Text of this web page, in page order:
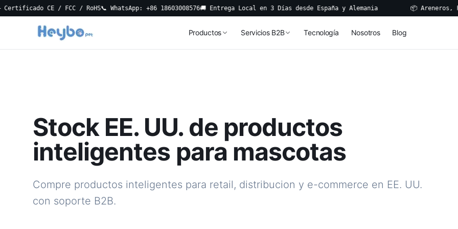
CE / FCC / RoHS 📞 WhatsApp: +86 18603008576🚚 Entrega Local en 3 Días desde España y Alemania 📦 Areneros,
Productos Servicios B2B Tecnología Nosotros Blog
Stock EE. UU. de productos
inteligentes para mascotas
Compre productos inteligentes para retail, distribucion y e-commerce en EE. UU.
con soporte B2B.